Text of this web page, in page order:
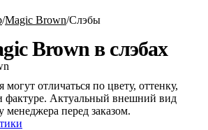
Magic Brown Слэбы
Brown в слэбах
отличаться по цвету, оттенку,
фактуре. Актуальный внешний вид
менеджера перед заказом.